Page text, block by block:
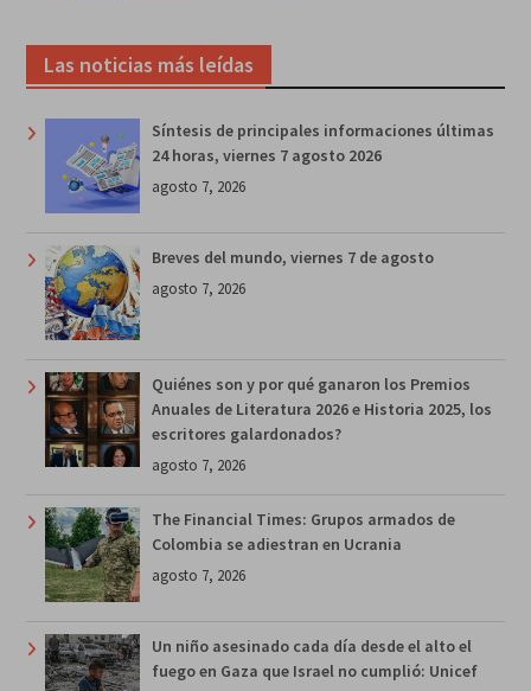
Las noticias más leídas
Síntesis de principales informaciones últimas
24 horas, viernes 7 agosto 2026
agosto 7, 2026
Breves del mundo, viernes 7 de agosto
agosto 7, 2026
Quiénes son y por qué ganaron los Premios
Anuales de Literatura 2026 e Historia 2025, los
escritores galardonados?
agosto 7, 2026
The Financial Times: Grupos armados de
Colombia se adiestran en Ucrania
agosto 7, 2026
Un niño asesinado cada día desde el alto el
fuego en Gaza que Israel no cumplió: Unicef